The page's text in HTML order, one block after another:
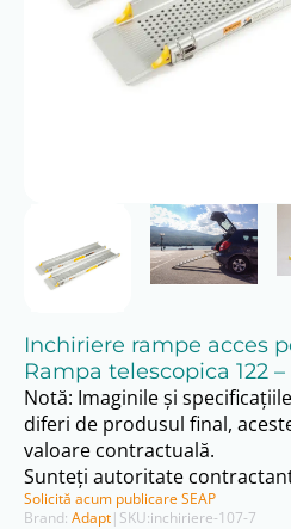
Brand: Adapt| SKU:inchiriere-107-7
Inchiriere rampe acces
Rampa telescopica 122 –
Notă: Imaginile și
diferi de produsul final,
valoare contractuală.
Sunteți autoritate
Solicită acum publicare SEAP